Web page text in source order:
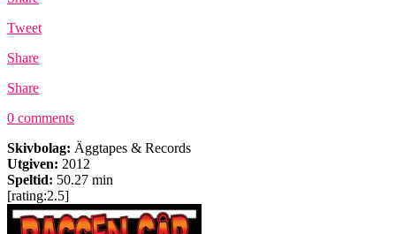
Tweet
Share
Share
0 comments
Skivbolag: Äggtapes & Records
Utgiven: 2012
Speltid: 50.27 min
[rating:2.5]